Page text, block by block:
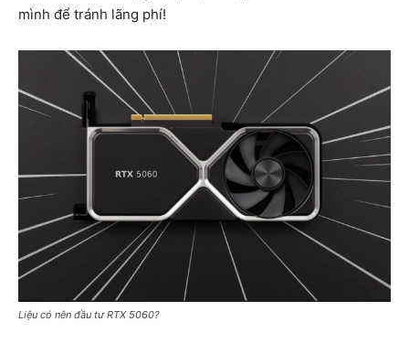
mình để tránh lãng phí!
Liệu có nên đầu tư RTX 5060?